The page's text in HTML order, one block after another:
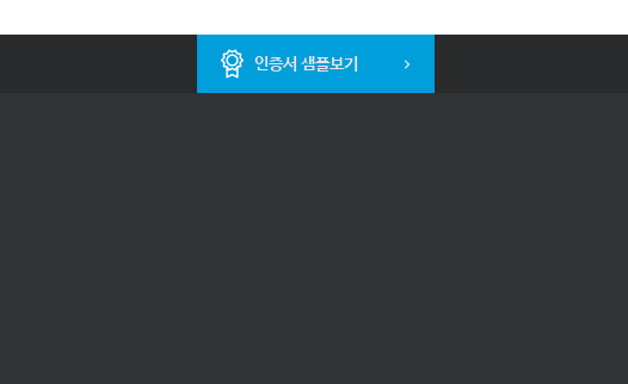
인증서 샘플보기